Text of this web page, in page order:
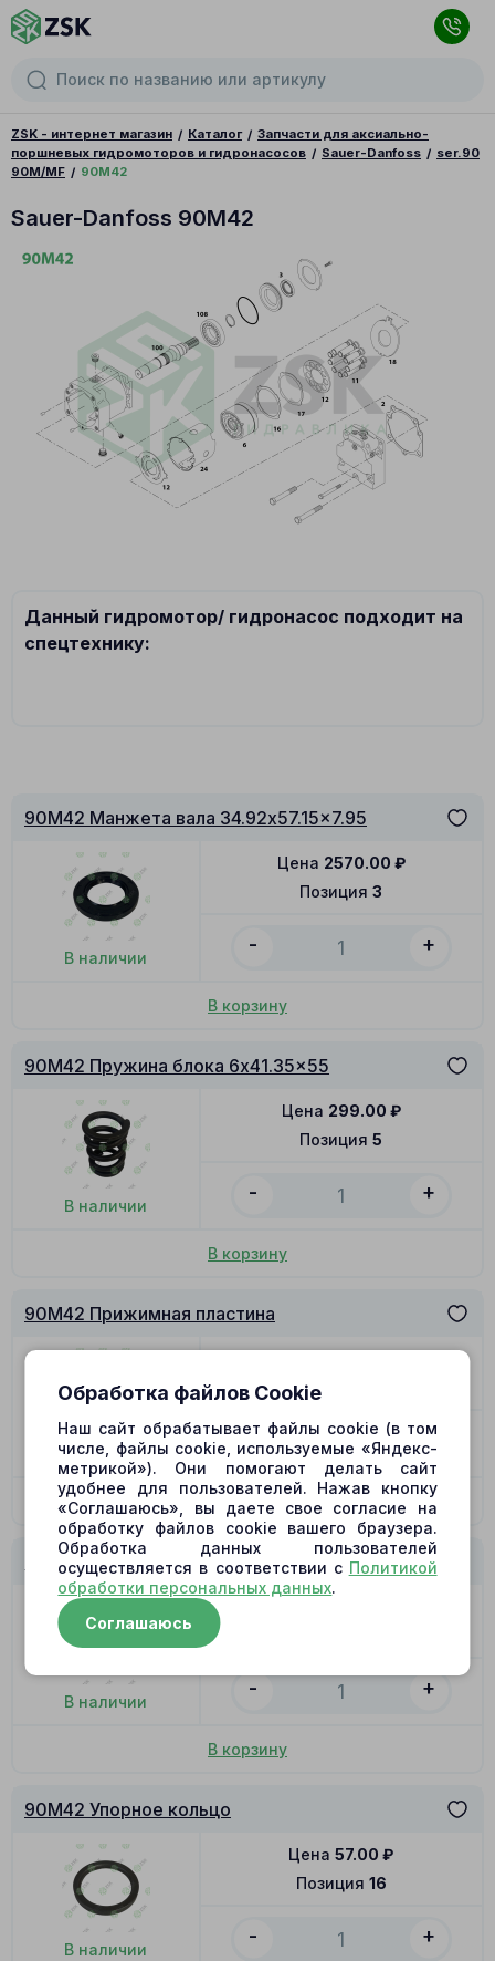
ZSK - интернет магазин Каталог
Запчасти для аксиально-
поршневых гидромоторов и гидронасосов
Sauer-Danfoss
ser.90
90M/MF
90M42
Sauer-Danfoss 90M42
Данный гидромотор/ гидронасос подходит на
спецтехнику:
90M42 Манжета вала 34.92x57.15x7.95
В наличии
Позиция 3
Цена 2570.00 ₽
- +
В корзину
90M42 Пружина блока 6x41.35x55
В наличии
Позиция 5
Цена 299.00 ₽
- +
В корзину
90M42 Прижимная пластина
В наличии
Позиция
- +
В корзину
90M42 Упорное кольцо
В наличии
- +
В корзину
90M42 Упорное кольцо
В наличии
Позиция 16
Цена 57.00 ₽
- +
Обработка файлов Cookie
Наш сайт обрабатывает файлы cookie (в том
числе, файлы cookie, используемые «Яндекс-
метрикой»). Они помогают делать сайт
удобнее для пользователей. Нажав кнопку
«Соглашаюсь», вы даете свое согласие на
обработку файлов cookie вашего браузера.
Обработка данных пользователей
осуществляется в соответствии с Политикой
обработки персональных данных.
Соглашаюсь